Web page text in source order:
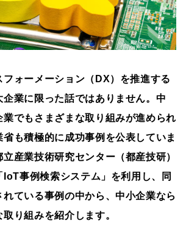
フォーメーション（DX）を推進する
業に限った話ではありません。中
業でもさまざまな取り組みが進められ
も積極的に成功事例を公表していま
産業技術研究センター（都産技研）
事例検索システム」を利用し、同
れている事例の中から、中小企業なら
り組みを紹介します。